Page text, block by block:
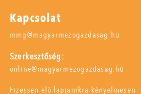
Kapcsolat
mmg@magyarmezogazdasag.hu
Szerkesztőség:
online@magyarmezogazdasag.hu
Fizessen elő lapjainkra kényelmesen